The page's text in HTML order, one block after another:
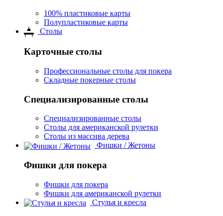
100% пластиковые карты
Полупластиковые карты
Столы
Карточные столы
Профессиональные столы для покера
Складные покерные столы
Специализированные столы
Специализированные столы
Столы для американской рулетки
Столы из массива дерева
Фишки / Жетоны
Фишки для покера
Фишки для покера
Фишки для американской рулетки
Стулья и кресла